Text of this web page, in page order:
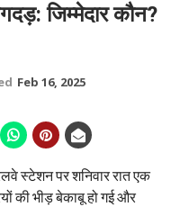
जिम्मेदार कौन?
Feb 16, 2025
स्टेशन पर शनिवार रात एक
की भीड़ बेकाबू हो गई और